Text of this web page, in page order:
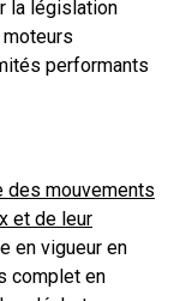
la législation
performants
des mouvements
et de leur
en vigueur en
complet en